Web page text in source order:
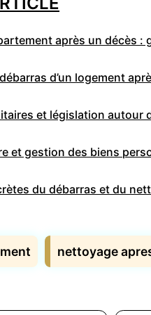
après un décès
d’un logement
et législation autour
et gestion des biens
du débarras et du
nettoyage